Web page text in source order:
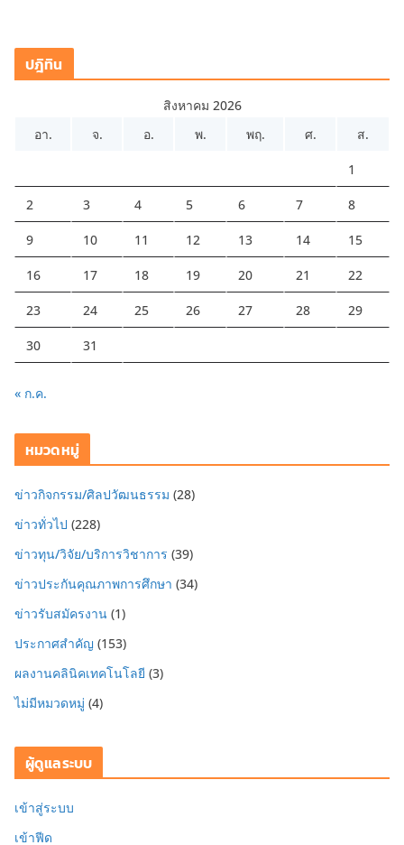
ปฎิทิน
สิงหาคม 2026
อา.
จ. อ. พ. พฤ. ศ. ส.
1
2 3 4 5 6 7 8
9 10 11 12 13 14 15
16 17 18 19 20 21 22
23 24 25 26 27 28 29
30 31
« ก.ค.
หมวดหมู่
ข่าวกิจกรรม/ศิลปวัฒนธรรม (28)
ข่าวทั่วไป (228)
ข่าวทุน/วิจัย/บริการวิชาการ (39)
ข่าวประกันคุณภาพการศึกษา (34)
ข่าวรับสมัครงาน (1)
ประกาศสำคัญ (153)
ผลงานคลินิคเทคโนโลยี (3)
ไม่มีหมวดหมู่ (4)
ผู้ดูแลระบบ
เข้าสู่ระบบ
เข้าฟีด